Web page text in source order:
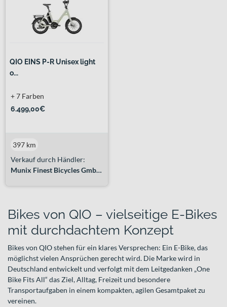
QIO EINS P-R Unisex light
o...
6.499,00€
+ 7 Farben
Verkauf durch Händler:
Munix Finest Bicycles GmbH&Co. KG
397 km
Bikes von QIO – vielseitige E-Bikes
mit durchdachtem Konzept
Bikes von QIO stehen für ein klares Versprechen: Ein E-Bike, das
möglichst vielen Ansprüchen gerecht wird. Die Marke wird in
Deutschland entwickelt und verfolgt mit dem Leitgedanken „One
Bike Fits All“ das Ziel, Alltag, Freizeit und besondere
Transportaufgaben in einem kompakten, agilen Gesamtpaket zu
vereinen.